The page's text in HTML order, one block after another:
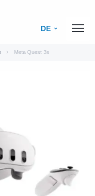
DE
Meta Quest 3s